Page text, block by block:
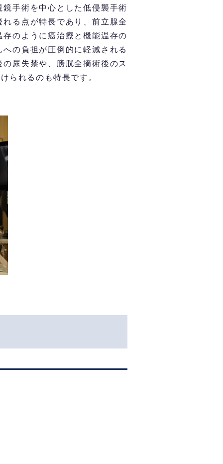
手術を中心とした低侵襲手術
る点が特長であり、前立腺全
のように癌治療と機能温存の
の負担が圧倒的に軽減される
尿失禁や、膀胱全摘術後のス
られるのも特長です。